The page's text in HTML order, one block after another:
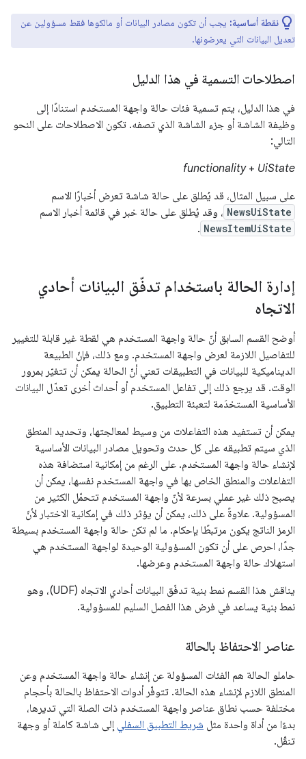
نقطة أساسية: يجب أن تكون مصادر البيانات أو مالكوها فقط مسؤولين عن
تعديل البيانات التي يعرضونها.
اصطلاحات التسمية في هذا الدليل
في هذا الدليل، يتم تسمية فئات حالة واجهة المستخدم استنادًا إلى
وظيفة الشاشة أو جزء الشاشة الذي تصفه. تكون الاصطلاحات على النحو
التالي:
functionality+ UiState
على سبيل المثال، قد يُطلق على حالة شاشة تعرض أخبارًا الاسم
NewsUiState ، وقد يُطلق على حالة خبر في قائمة أخبار الاسم
NewsItemUiState
.
إدارة الحالة باستخدام تدفّق البيانات أحادي
الاتجاه
أوضح القسم السابق أنّ حالة واجهة المستخدم هي لقطة غير قابلة للتغيير
للتفاصيل اللازمة لعرض واجهة المستخدم. ومع ذلك، فإنّ الطبيعة
الديناميكية للبيانات في التطبيقات تعني أنّ الحالة يمكن أن تتغيّر بمرور
الوقت. قد يرجع ذلك إلى تفاعل المستخدم أو أحداث أخرى تعدّل البيانات
الأساسية المستخدَمة لتعبئة التطبيق.
يمكن أن تستفيد هذه التفاعلات من وسيط لمعالجتها، وتحديد المنطق
الذي سيتم تطبيقه على كل حدث وتحويل مصادر البيانات الأساسية
لإنشاء حالة واجهة المستخدم. على الرغم من إمكانية استضافة هذه
التفاعلات والمنطق الخاص بها في واجهة المستخدم نفسها، يمكن أن
يصبح ذلك غير عملي بسرعة لأنّ واجهة المستخدم تتحمّل الكثير من
المسؤولية. علاوةً على ذلك، يمكن أن يؤثر ذلك في إمكانية الاختبار لأنّ
الرمز الناتج يكون مرتبطًا بإحكام. ما لم تكن حالة واجهة المستخدم بسيطة
جدًا، احرص على أن تكون المسؤولية الوحيدة لواجهة المستخدم هي
استهلاك حالة واجهة المستخدم وعرضها.
يناقش هذا القسم نمط بنية تدفّق البيانات أحادي الاتجاه (UDF)، وهو
نمط بنية يساعد في فرض هذا الفصل السليم للمسؤولية.
عناصر الاحتفاظ بالحالة
حاملو الحالة هم الفئات المسؤولة عن إنشاء حالة واجهة المستخدم وعن
المنطق اللازم لإنشاء هذه الحالة. تتوفّر أدوات الاحتفاظ بالحالة بأحجام
مختلفة حسب نطاق عناصر واجهة المستخدم ذات الصلة التي تديرها،
بدءًا من أداة واحدة مثل شريط التطبيق السفلي إلى شاشة كاملة أو وجهة
تنقّل.